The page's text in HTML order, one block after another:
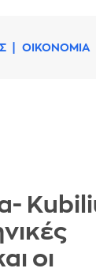
ΟΙΚΟΝΟΜΙΑ
οι